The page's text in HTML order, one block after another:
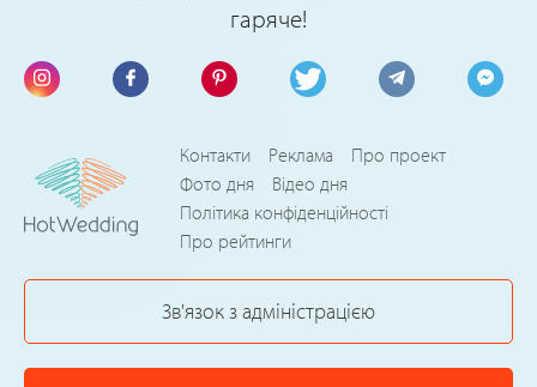
гаряче!
Контакти Реклама
Про проект
Фото дня
Відео дня
Політика конфіденційності
Про рейтинги
Зв'язок з адміністрацією